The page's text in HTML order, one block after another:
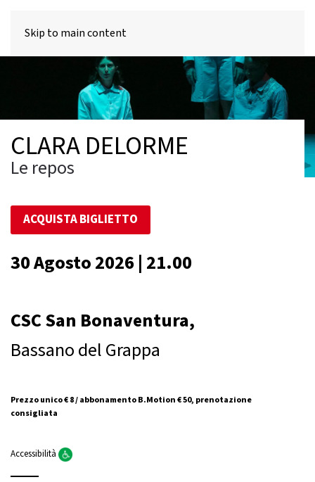
Skip to main content
CLARA DELORME
Le repos
ACQUISTA BIGLIETTO
30 Agosto 2026 | 21.00
CSC San Bonaventura,
Bassano del Grappa
Prezzo unico € 8 / abbonamento B.Motion € 50, prenotazione
consigliata
Accessibilità